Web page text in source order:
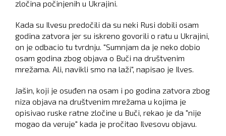
zločina počinjenih u Ukrajini.
Kada su Ilvesu predočili da su neki Rusi dobili osam
godina zatvora jer su iskreno govorili o ratu u Ukrajini,
on je odbacio tu tvrdnju. "Sumnjam da je neko dobio
osam godina zbog objava o Buči na društvenim
mrežama. Ali, navikli smo na laži", napisao je Ilves.
Jašin, koji je osuđen na osam i po godina zatvora zbog
niza objava na društvenim mrežama u kojima je
opisivao ruske ratne zločine u Buči, rekao je da "nije
mogao da veruje" kada je pročitao Ilvesovu objavu.